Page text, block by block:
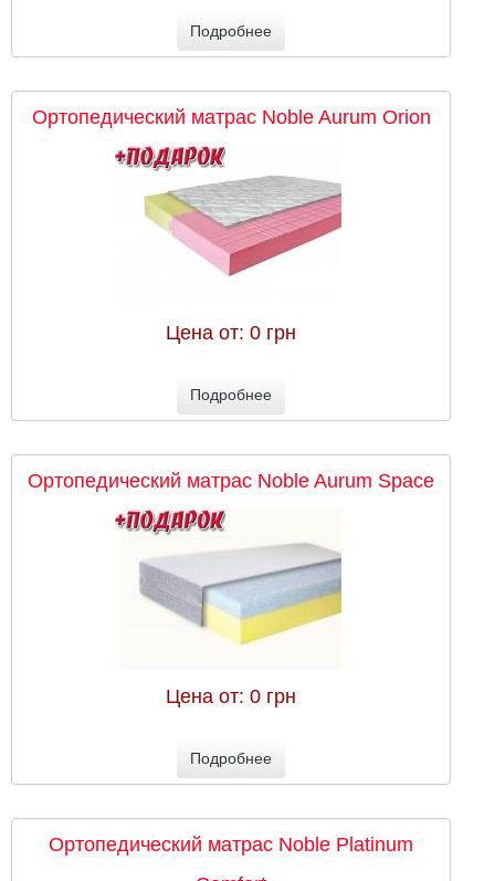
Подробнее
Ортопедический матрас Noble Aurum Orion
Цена от:0 грн
Подробнее
Ортопедический матрас Noble Aurum Space
Цена от:0 грн
Подробнее
Ортопедический матрас Noble Platinum